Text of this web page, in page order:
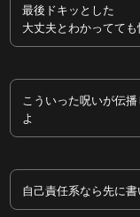
最後ドキッとした
大丈夫とわかってて
こういった呪いが伝
よ
自己責任系なら先に